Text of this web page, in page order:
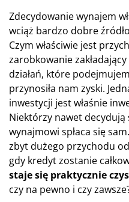
Zdecydowanie wynajem
wciąż bardzo dobre
Czym właściwie jest
zarobkowanie
działań, które
przynosiła nam zyski.
inwestycji jest właśnie
Niektórzy nawet
wynajmowi spłaca się
zbyt dużego przychodu
gdy kredyt zostanie
staje się praktycznie
czy na pewno i czy